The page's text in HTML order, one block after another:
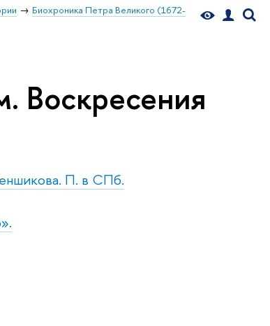
Биохроника Петра Великого (1672-
Воскресения
П. в СПб.